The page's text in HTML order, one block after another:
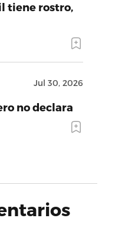
tiene rostro,
Jul 30, 2026
no declara